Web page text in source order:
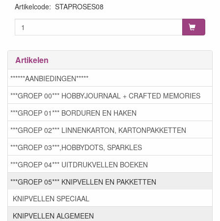
Artikelcode: STAPROSES08
Artikelen
******AANBIEDINGEN*****
***GROEP 00*** HOBBYJOURNAAL + CRAFTED MEMORIES
***GROEP 01*** BORDUREN EN HAKEN
***GROEP 02*** LINNENKARTON, KARTONPAKKETTEN
***GROEP 03***,HOBBYDOTS, SPARKLES
***GROEP 04*** UITDRUKVELLEN BOEKEN
***GROEP 05*** KNIPVELLEN EN PAKKETTEN
KNIPVELLEN SPECIAAL
KNIPVELLEN ALGEMEEN